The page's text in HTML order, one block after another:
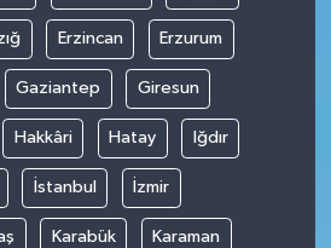
Erzincan Erzurum
Gaziantep Giresun
Hakkâri Hatay Iğdır
İstanbul İzmir
Karabük Karaman